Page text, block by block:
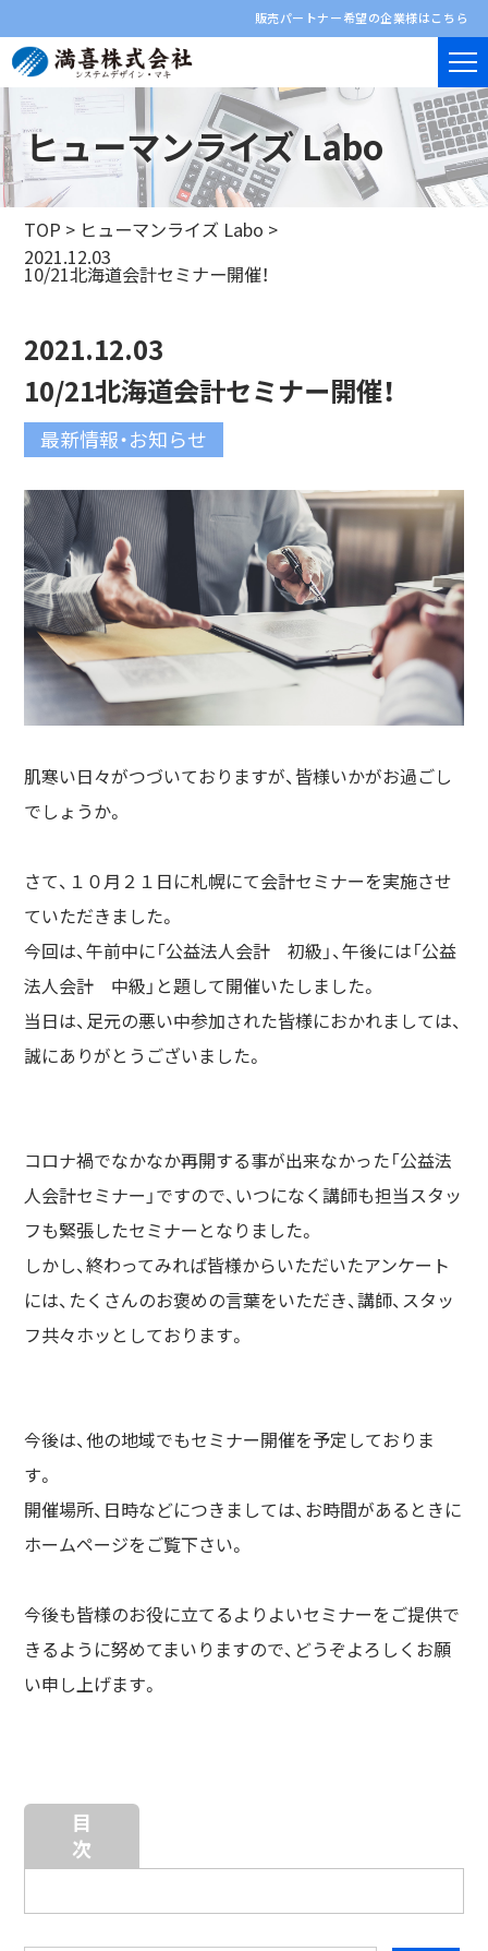
販売パートナー希望の企業様はこちら
ヒューマンライズ Labo
TOP > ヒューマンライズ Labo >
2021.12.03
10/21北海道会計セミナー開催！
2021.12.03
10/21北海道会計セミナー開催！
最新情報・お知らせ
肌寒い日々がつづいておりますが、皆様いかがお過ごし
でしょうか。
さて、１０月２１日に札幌にて会計セミナーを実施させ
ていただきました。
今回は、午前中に「公益法人会計 初級」、午後には「公益
法人会計 中級」と題して開催いたしました。
当日は、足元の悪い中参加された皆様におかれましては、
誠にありがとうございました。
コロナ禍でなかなか再開する事が出来なかった「公益法
人会計セミナー」ですので、 いつになく講師も担当スタッ
フも緊張したセミナーとなりました。
しかし、終わってみれば皆様からいただいたアンケート
には、 たくさんのお褒めの言葉をいただき、講師、スタッ
フ共々ホッとしております。
今後は、他の地域でもセミナー開催を予定しておりま
す。
開催場所、日時などにつきましては、お時間があるときに
ホームページをご覧下さい。
今後も皆様のお役に立てるよりよいセミナーをご提供で
きるように努めてまいりますので、 どうぞよろしくお願
い申し上げます。
目
次